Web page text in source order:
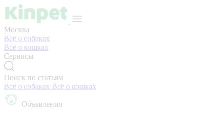
Москва
Всё о собаках
Всё о кошках
Сервисы
Поиск по статьям
Всё о собаках Всё о кошках
Объявления